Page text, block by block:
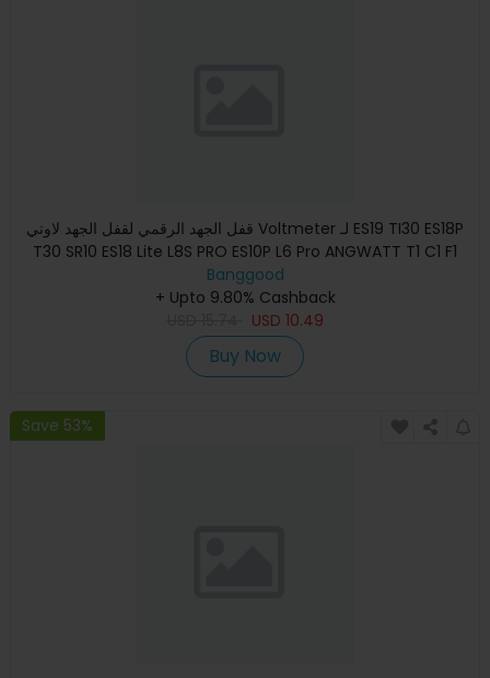
قفل الجهد الرقمي لقفل الجهد لاوتي Voltmeter لـ ES19 TI30 ES18P
T30 SR10 ES18 Lite L8S PRO ES10P L6 Pro ANGWATT T1 C1 F1
Banggood
+ Upto 9.80% Cashback
USD 10.49
Buy Now
Save 53%